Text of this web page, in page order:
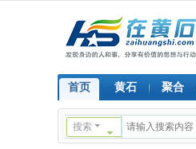
首页 黄石 聚合
搜索